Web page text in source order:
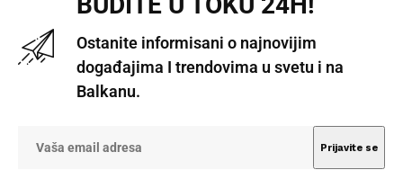
Ostanite informisani o najnovijim
događajima I trendovima u svetu i na
Balkanu.